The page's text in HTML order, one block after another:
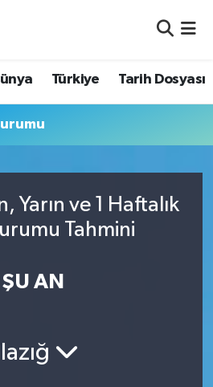
Türkiye Tarih Dosyası
Yarın ve 1 Haftalık
Tahmini
ŞU AN
ve Fikstür